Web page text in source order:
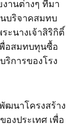
านต่างๆ ที่มา
บริจาคสมทบ
ะนางเจ้าสิริกิติ์
อสมทบทุนซื้อ
การของโรง
ฒนาโครงสร้าง
งประเทศ เพื่อ